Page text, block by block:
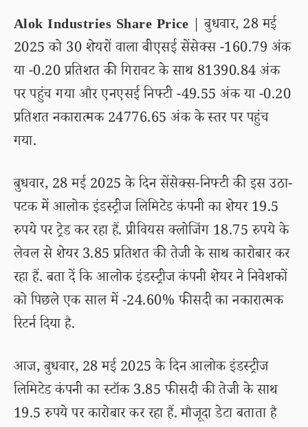
Alok Industries Share Price | बुधवार, 28 मई
2025 को 30 शेयरों वाला बीएसई सेंसेक्स -160.79 अंक
या -0.20 प्रतिशत की गिरावट के साथ 81390.84 अंक
पर पहुंच गया और एनएसई निफ्टी -49.55 अंक या -0.20
प्रतिशत नकारात्मक 24776.65 अंक के स्तर पर पहुंच
गया.
बुधवार, 28 मई 2025 के दिन सेंसेक्स-निफ्टी की इस उठा-
पटक में आलोक इंडस्ट्रीज लिमिटेड कंपनी का शेयर 19.5
रुपये पर ट्रेड कर रहा हैं. प्रीवियस क्लोजिंग 18.75 रुपये के
लेवल से शेयर 3.85 प्रतिशत की तेजी के साथ कारोबार कर
रहा हैं. बता दें कि आलोक इंडस्ट्रीज कंपनी शेयर ने निवेशकों
को पिछले एक साल में -24.60% फीसदी का नकारात्मक
रिटर्न दिया है.
आज, बुधवार, 28 मई 2025 के दिन आलोक इंडस्ट्रीज
लिमिटेड कंपनी का स्टॉक 3.85 फीसदी की तेजी के साथ
19.5 रुपये पर कारोबार कर रहा हैं. मौजूदा डेटा बताता है